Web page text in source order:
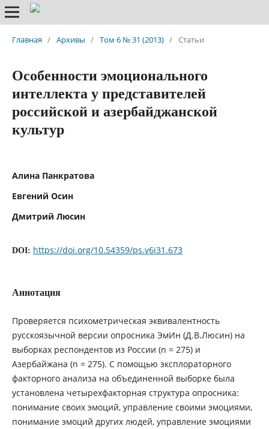
Главная / Архивы / Том 6 № 31 (2013) / Статьи
Особенности эмоционального
интеллекта у представителей
российской и азербайджанской
культур
Алина Панкратова
Евгений Осин
Дмитрий Люсин
DOI: https://doi.org/10.54359/ps.v6i31.673
Аннотация
Проверяется психометрическая эквивалентность
русскоязычной версии опросника ЭмИн (Д.В.Люсин) на
выборках респондентов из России (n = 275) и
Азербайжана (n = 275). С помощью эксплораторного
факторного анализа на объединенной выборке была
установлена четырехфакторная структура опросника:
понимание своих эмоций, управление своими эмоциями,
понимание эмоций других людей, управление эмоциями